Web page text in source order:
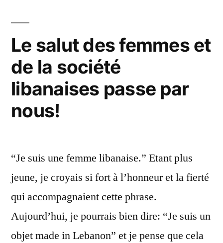
responsabilité
des
femmes
Le salut des femmes et
de la société
libanaises passe par
nous!
“Je suis une femme libanaise.” Etant plus
jeune, je croyais si fort à l’honneur et la fierté
qui accompagnaient cette phrase.
Aujourd’hui, je pourrais bien dire: “Je suis un
objet made in Lebanon” et je pense que cela